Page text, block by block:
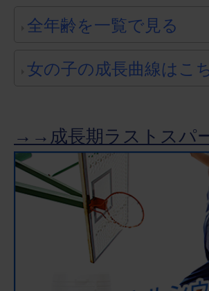
全年齢を一覧で見る
女の子の成長曲線はこ
→→成長期ラストスパ